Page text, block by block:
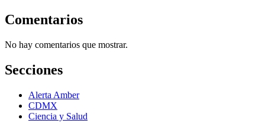
Comentarios
No hay comentarios que mostrar.
Secciones
Alerta Amber
CDMX
Ciencia y Salud